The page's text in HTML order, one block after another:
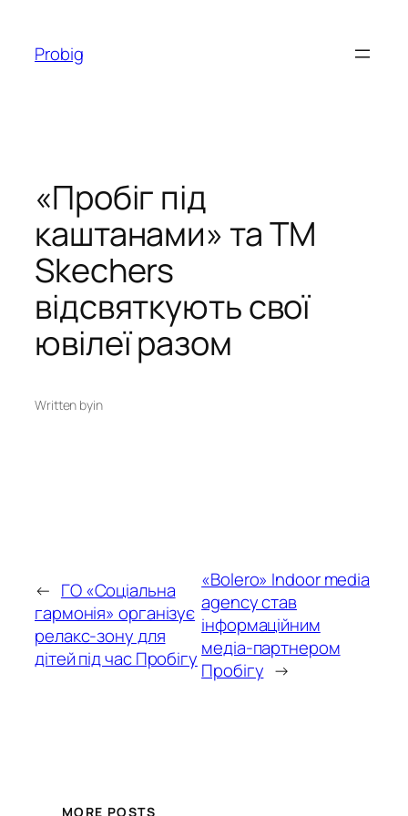
вмісту
Probig
«Пробіг під
каштанами» та ТМ
Skechers
відсвяткують свої
ювілеї разом
Written byin
← ГО «Соціальна
гармонія» організує
релакс-зону для
дітей під час Пробігу
«Bolero» Indoor media
agency став
інформаційним
медіа-партнером
Пробігу →
MORE POSTS